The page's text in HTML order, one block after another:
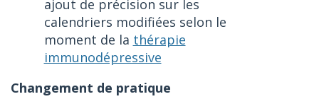
ajout de précision sur les
calendriers modifiées selon le
moment de la thérapie
immunodépressive